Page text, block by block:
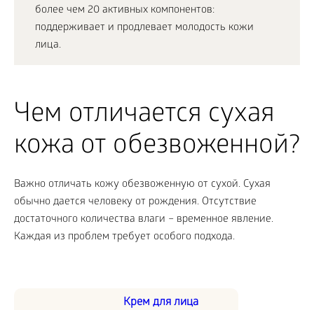
более чем 20 активных компонентов:
поддерживает и продлевает молодость кожи
лица.
Чем отличается сухая
кожа от обезвоженной?
Важно отличать кожу обезвоженную от сухой. Сухая
обычно дается человеку от рождения. Отсутствие
достаточного количества влаги – временное явление.
Каждая из проблем требует особого подхода.
Крем для лица